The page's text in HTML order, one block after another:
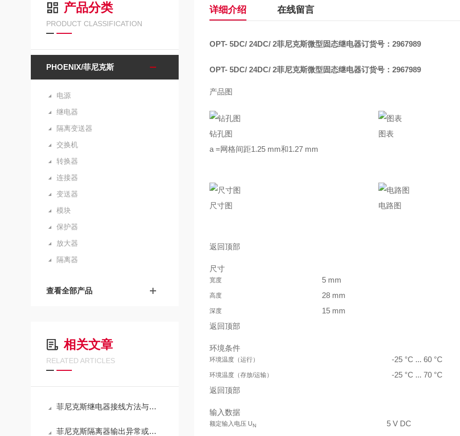
产品分类
PRODUCT CLASSIFICATION
PHOENIX/菲尼克斯
电源
继电器
隔离变送器
交换机
转换器
连接器
变送器
模块
保护器
放大器
隔离器
查看全部产品
相关文章
RELATED ARTICLES
菲尼克斯继电器接线方法与安装注意事项
菲尼克斯隔离器输出异常或精度下降的检查步骤
详细介绍 在线留言
OPT- 5DC/ 24DC/ 2菲尼克斯微型固态继电器订货号：2967989
OPT- 5DC/ 24DC/ 2菲尼克斯微型固态继电器订货号：2967989
产品图
钻孔图
a =网格间距1.25 mm和1.27 mm
图表
尺寸图 电路图
返回顶部
尺寸
宽度 5 mm
高度 28 mm
深度
15 mm
返回顶部
环境条件
环境温度（运行） -25 °C ... 60 °C
环境温度（存放/运输）
-25 °C ... 70 °C
返回顶部
输入数据
额定输入电压 UN 5 V DC